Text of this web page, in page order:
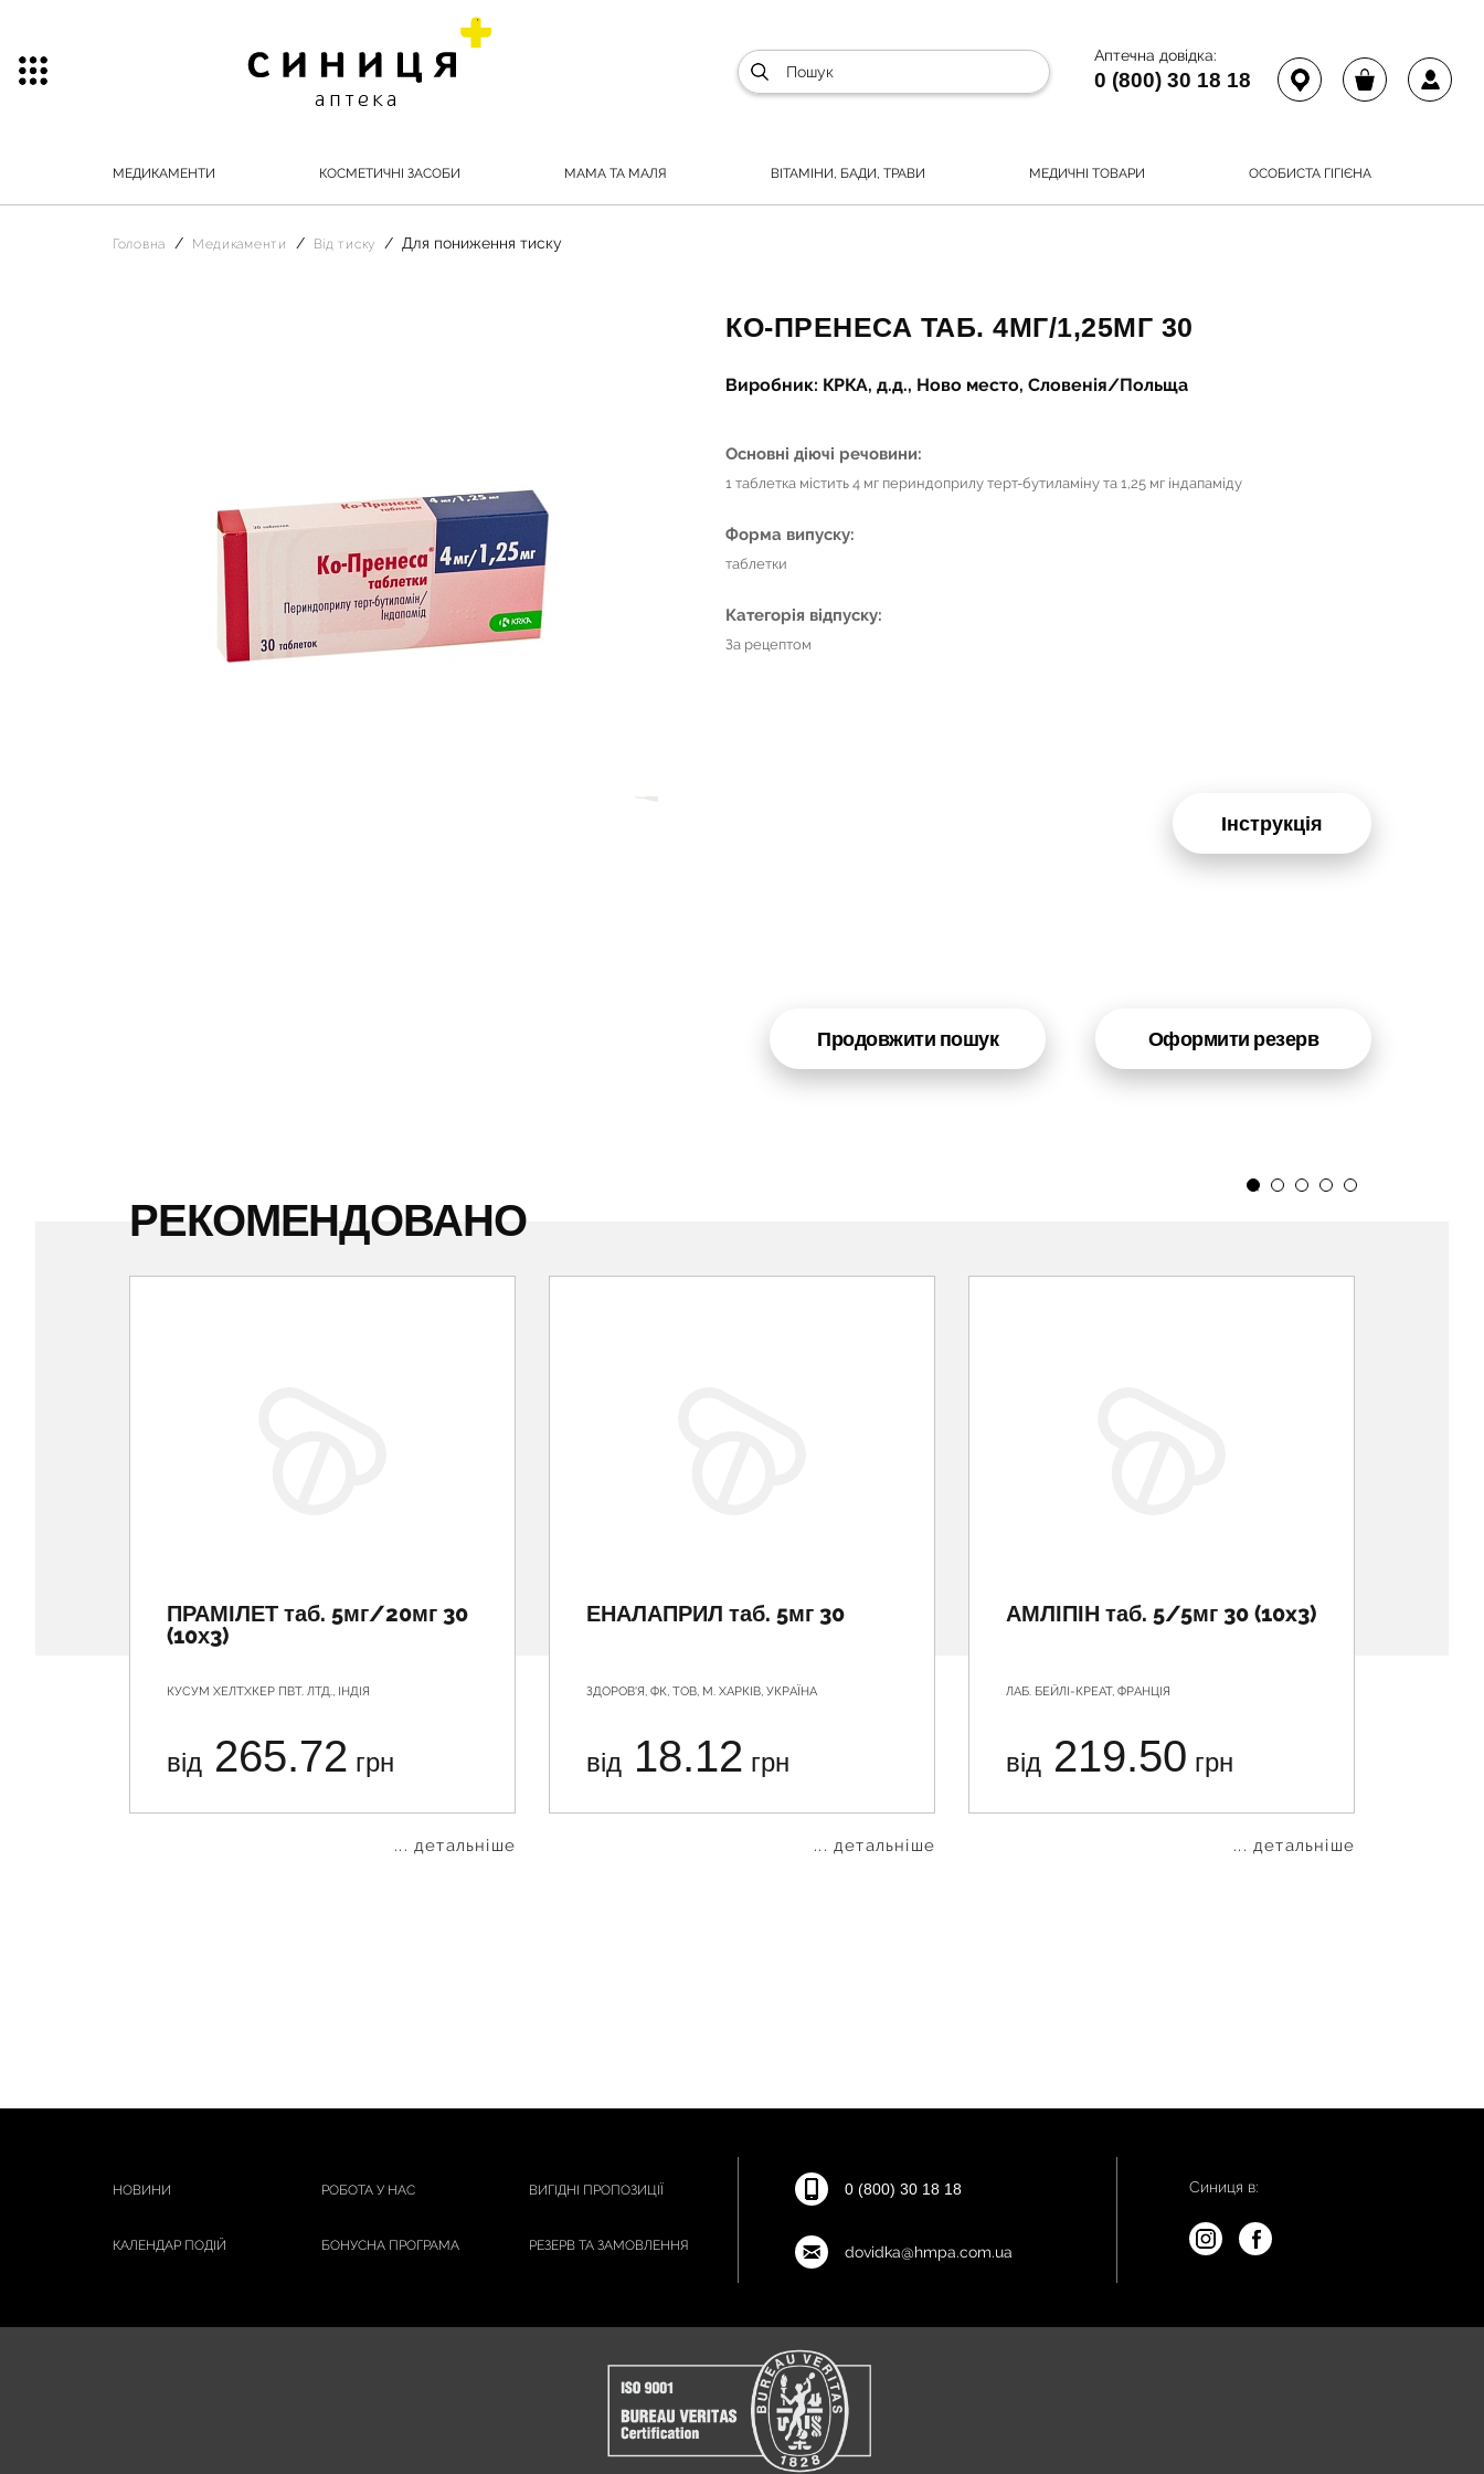
Аптечна довідка:
0 (800) 30 18 18
МЕДИКАМЕНТИ КОСМЕТИЧНІ ЗАСОБИ МАМА ТА МАЛЯ ВІТАМІНИ, БАДИ, ТРАВИ МЕДИЧНІ ТОВАРИ ОСОБИСТА ГІГІЄНА
Головна Медикаменти Від тиску Для пониження тиску
КО-ПРЕНЕСА ТАБ. 4МГ/1,25МГ 30
Виробник: КРКА, д.д., Ново место, Словенія/Польща
Основні діючі речовини:
1 таблетка містить 4 мг периндоприлу терт-бутиламіну та 1,25 мг індапаміду
Форма випуску:
таблетки
Категорія відпуску:
За рецептом
Інструкція
Продовжити пошук Оформити резерв
РЕКОМЕНДОВАНО
ПРАМІЛЕТ таб. 5мг/20мг 30
(10х3)
КУСУМ ХЕЛТХКЕР ПВТ. ЛТД., ІНДІЯ
від 265.72 грн
... детальніше
ЕНАЛАПРИЛ таб. 5мг 30
ЗДОРОВ'Я, ФК, ТОВ, М. ХАРКІВ, УКРАЇНА
від 18.12 грн
... детальніше
АМЛІПІН таб. 5/5мг 30 (10x3)
ЛАБ. БЕЙЛІ-КРЕАТ, ФРАНЦІЯ
від 219.50 грн
... детальніше
НОВИНИ РОБОТА У НАС ВИГІДНІ ПРОПОЗИЦІЇ
КАЛЕНДАР ПОДІЙ БОНУСНА ПРОГРАМА РЕЗЕРВ ТА ЗАМОВЛЕННЯ
0 (800) 30 18 18
dovidka@hmpa.com.ua
Синиця в: